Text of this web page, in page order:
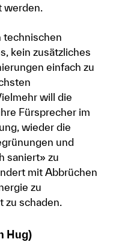
werden.
technischen
kein zusätzliches
einfach zu
will die
Fürsprecher im
wieder die
und
saniert» zu
mit Abbrüchen
zu
zu schaden.
Hug)